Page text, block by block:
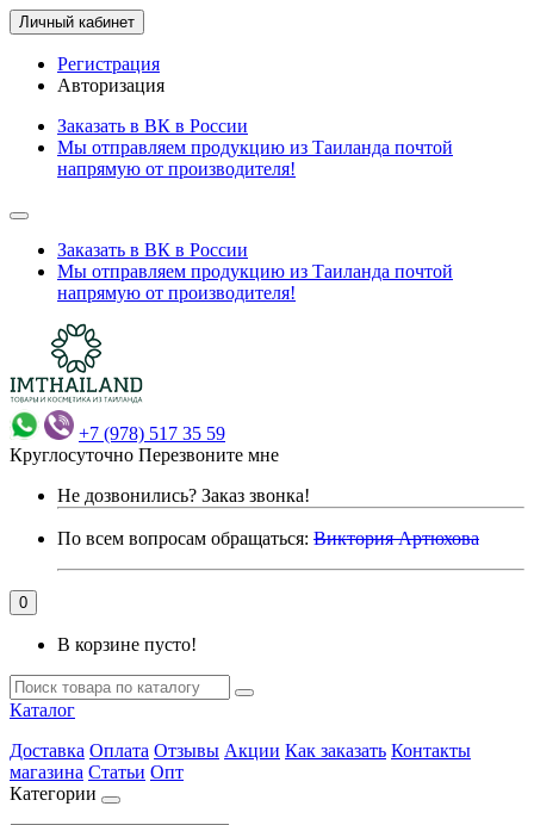
Личный кабинет
Регистрация
Авторизация
Заказать в ВК в России
Мы отправляем продукцию из Таиланда почтой
напрямую от производителя!
Заказать в ВК в России
Мы отправляем продукцию из Таиланда почтой
напрямую от производителя!
+7 (978) 517 35 59
Круглосуточно Перезвоните мне
Не дозвонились? Заказ звонка!
По всем вопросам обращаться: Виктория Артюхова
0
В корзине пусто!
Каталог
Доставка Оплата Отзывы Акции Как заказать Контакты
магазина Статьи Опт
Категории